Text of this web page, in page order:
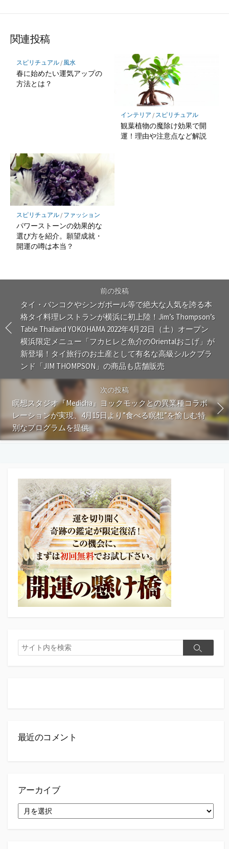
関連投稿
スピリチュアル/ 風水
春に始めたい運気アップの
方法とは？
インテリア / スピリチュアル
観葉植物の魔除け効果で開
運！理由や注意点など解説
スピリチュアル/ ファッション
パワーストーンの効果的な
選び方を紹介。願望成就・
開運の噂は本当？
前の投稿
タイ・バンコクやシンガポール等で絶大な人気を誇る本
格タイ料理レストランが横浜に初上陸！Jim’s Thompson’s
Table Thailand YOKOHAMA 2022年4月23日（土）オープン
横浜限定メニュー「フカヒレと魚介のOrientalおこげ」が
新登場！タイ旅行のお土産として有名な高級シルクブラ
ンド「JIM THOMPSON」の商品も店舗販売
次の投稿
瞑想スタジオ『Medicha』ヨックモックとの異業種コラボ
レーションが実現、4月15日より”食べる瞑想”を愉しむ特
別なプログラムを提供
検
索
検
最近のコメント
アーカイブ
ー